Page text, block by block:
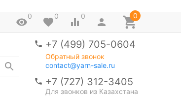
0 0 0 0
+7 (499) 705-0604
Обратный звонок
contact@yarn-sale.ru
+7 (727) 312-3405
Для звонков из Казахстана